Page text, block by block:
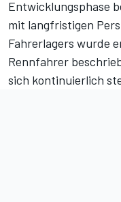
Entwicklungsphase
mit langfristigen
Fahrerlagers wurde
Rennfahrer
sich kontinuierlich